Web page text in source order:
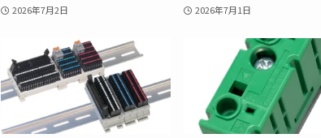
2026年7月2日 2026年7月1日